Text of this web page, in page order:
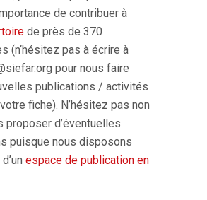
de contribuer à
de près de 370
(n‘hésitez pas à écrire à
pour nous faire
publications / activités
fiche). N’hésitez pas non
proposer d’éventuelles
puisque nous disposons
espace de publication en